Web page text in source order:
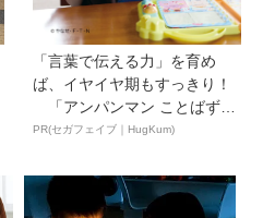
「言葉で伝える力」を育め
ば、イヤイヤ期もすっきり！
「アンパンマン ことばずか
ん...
PR(セガフェイブ｜HugKum)